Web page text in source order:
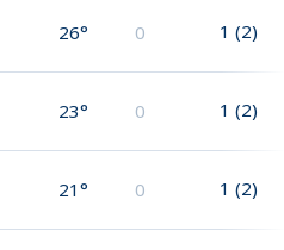
26° 0 1 (2)
23° 0 1 (2)
21° 0 1 (2)